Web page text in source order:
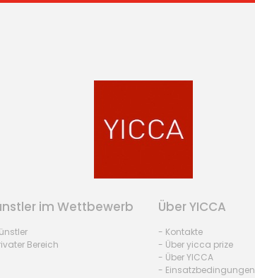
im Wettbewerb
Bereich
Über YICCA
- Kontakte
- Über yicca prize
- Über YICCA
- Einsatzbedingungen